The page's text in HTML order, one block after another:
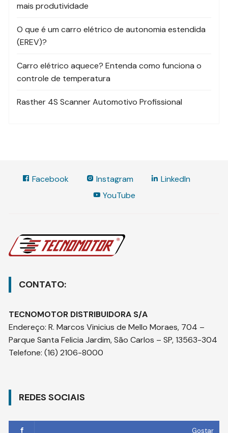
mais produtividade
O que é um carro elétrico de autonomia estendida
(EREV)?
Carro elétrico aquece? Entenda como funciona o
controle de temperatura
Rasther 4S Scanner Automotivo Profissional
Facebook Instagram
LinkedIn
YouTube
CONTATO:
TECNOMOTOR DISTRIBUIDORA S/A
Endereço:R. Marcos Vinicius de Mello Moraes, 704 –
Parque Santa Felicia Jardim, São Carlos – SP, 13563-304
Telefone:(16) 2106-8000
REDES SOCIAIS
Gostar